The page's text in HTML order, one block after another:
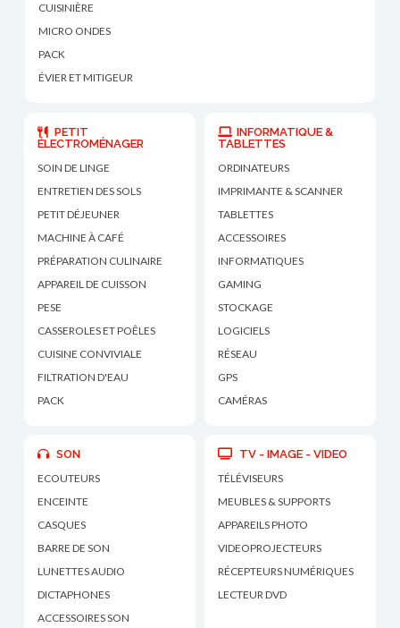
CUISINIÈRE
MICRO ONDES
PACK
ÉVIER ET MITIGEUR
PETIT
ÉLECTROMÉNAGER
SOIN DE LINGE
ENTRETIEN DES SOLS
PETIT DÉJEUNER
MACHINE À CAFÉ
PRÉPARATION CULINAIRE
APPAREIL DE CUISSON
PESE
CASSEROLES ET POÊLES
CUISINE CONVIVIALE
FILTRATION D'EAU
PACK
INFORMATIQUE &
TABLETTES
ORDINATEURS
IMPRIMANTE & SCANNER
TABLETTES
ACCESSOIRES
INFORMATIQUES
GAMING
STOCKAGE
LOGICIELS
RÉSEAU
GPS
CAMÉRAS
SON
ECOUTEURS
ENCEINTE
CASQUES
BARRE DE SON
LUNETTES AUDIO
DICTAPHONES
ACCESSOIRES SON
TV - IMAGE - VIDEO
TÉLÉVISEURS
MEUBLES & SUPPORTS
APPAREILS PHOTO
VIDEOPROJECTEURS
RÉCEPTEURS NUMÉRIQUES
LECTEUR DVD